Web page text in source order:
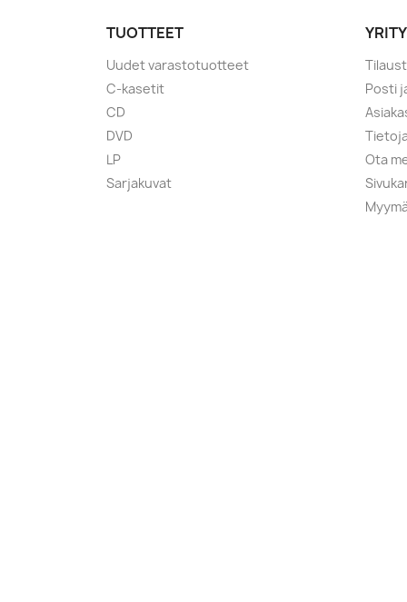
TUOTTEET
Uudet varastotuotteet
C-kasetit
CD
DVD
LP
Sarjakuvat
Posti
Ota